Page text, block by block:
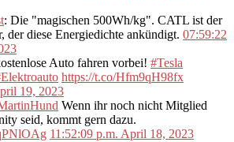
: Die "magischen 500Wh/kg". CATL ist der
der diese Energiedichte ankündigt. 07:59:22
Auto fahren vorbei! #Tesla
https://t.co/Hfm9qH98fx
19, 2023
Wenn ihr noch nicht Mitglied
seid, kommt gern dazu.
11:52:09 p.m. April 18, 2023